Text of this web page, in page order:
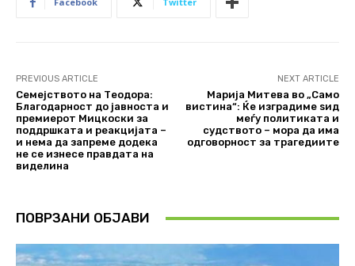
PREVIOUS ARTICLE
Семејството на Теодора:
Благодарност до јавноста и
премиерот Мицкоски за
поддршката и реакцијата –
и нема да запреме додека
не се изнесе правдата на
виделина
NEXT ARTICLE
Марија Митева во „Само
вистина“: Ќе изградиме ѕид
меѓу политиката и
судството – мора да има
одговорност за трагедиите
ПОВРЗАНИ ОБЈАВИ